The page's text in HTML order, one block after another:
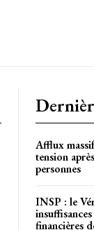
Afflux
tension
personnes
INSP : le
financières